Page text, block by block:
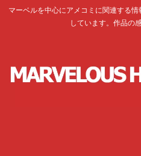
マーベルを中心にアメコミに関連する
しています。作品の